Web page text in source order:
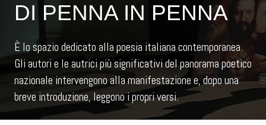
DI PENNA IN PENNA
È lo spazio dedicato alla poesia italiana contemporanea.
Gli autori e le autrici più significativi del panorama poetico
nazionale intervengono alla manifestazione e, dopo una
breve introduzione, leggono i propri versi.